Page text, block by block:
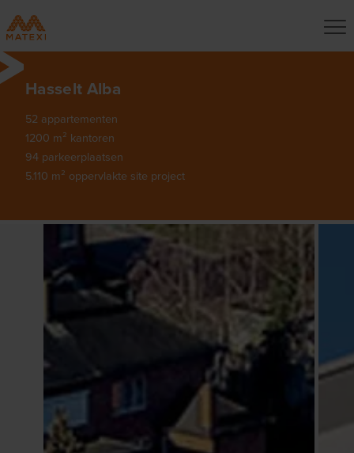
Hasselt Alba
52 appartementen
1200 m² kantoren
94 parkeerplaatsen
5.110 m² oppervlakte site project